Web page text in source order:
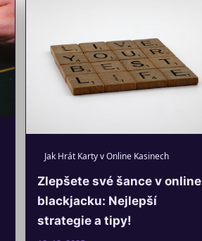
Jak Hrát Karty v Online Kasinech
Zlepšete své šance v online
blackjacku: Nejlepší
strategie a tipy!